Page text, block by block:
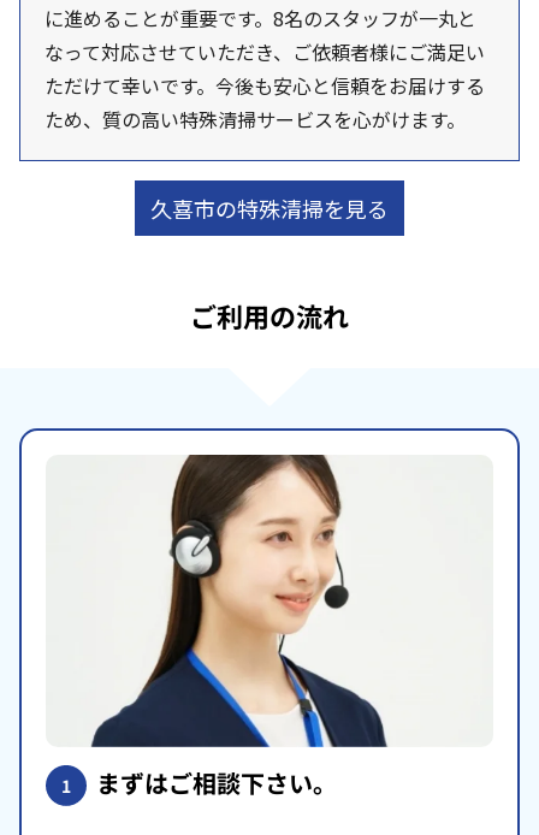
に進めることが重要です。8名のスタッフが一丸と
なって対応させていただき、ご依頼者様にご満足い
ただけて幸いです。今後も安心と信頼をお届けする
ため、質の高い特殊清掃サービスを心がけます。
久喜市の特殊清掃を見る
ご利用の流れ
1 まずはご相談下さい。